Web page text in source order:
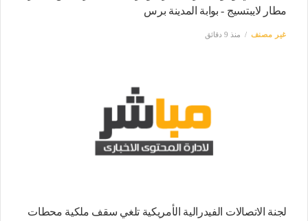
مطار لايبتسيج - بوابة المدينة برس
غير مصنف منذ 9 دقائق
لجنة الاتصالات الفيدرالية الأمريكية تلغي سقف ملكية محطات